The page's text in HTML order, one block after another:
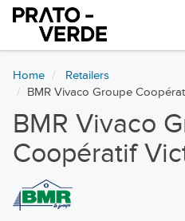
Home
Retailers
BMR Vivaco Groupe
BMR Vivaco
Coopératif